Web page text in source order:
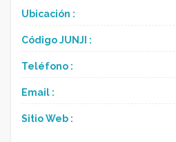
Ubicación :
Código JUNJI :
Teléfono :
Email :
Sitio Web :